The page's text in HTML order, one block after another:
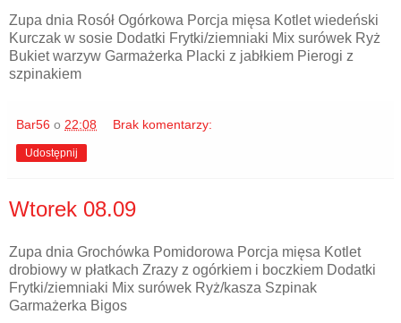
Zupa dnia Rosół Ogórkowa Porcja mięsa Kotlet wiedeński
Kurczak w sosie Dodatki Frytki/ziemniaki Mix surówek Ryż
Bukiet warzyw Garmażerka Placki z jabłkiem Pierogi z
szpinakiem
Bar56 o 22:08 Brak komentarzy:
Udostępnij
Wtorek 08.09
Zupa dnia Grochówka Pomidorowa Porcja mięsa Kotlet
drobiowy w płatkach Zrazy z ogórkiem i boczkiem Dodatki
Frytki/ziemniaki Mix surówek Ryż/kasza Szpinak
Garmażerka Bigos